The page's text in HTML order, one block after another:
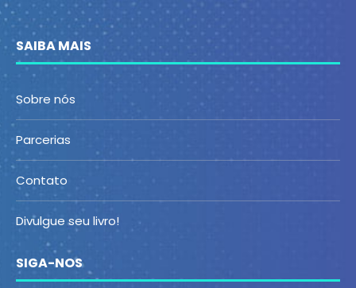
SAIBA MAIS
Sobre nós
Parcerias
Contato
Divulgue seu livro!
SIGA-NOS